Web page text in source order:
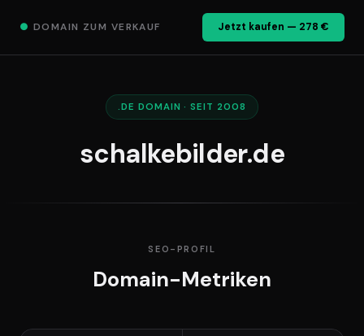
● DOMAIN ZUM VERKAUF Jetzt kaufen — 278 €
.DE DOMAIN · SEIT 2008
schalkebilder.de
SEO-PROFIL
Domain-Metriken